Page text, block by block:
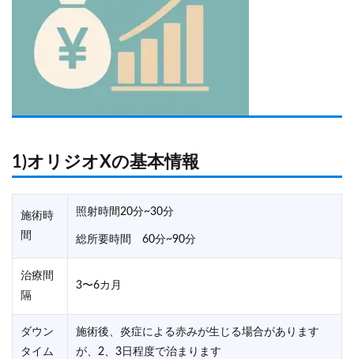
1)オリジオXの基本情報
施術時
間
照射時間20分~30分
総所要時間 60分~90分
治療間
隔
3〜6カ月
ダウン
タイム
施術後、炎症による赤みが生じる場合があります
が、2、3日程度で治まります